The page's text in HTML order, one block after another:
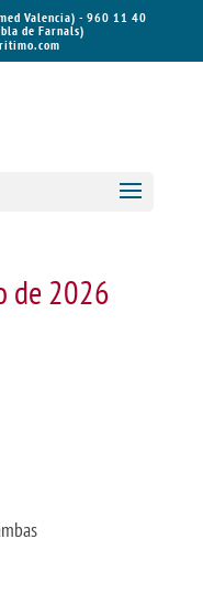
Valencia) - 960 11 40
de Farnals)
de 2026